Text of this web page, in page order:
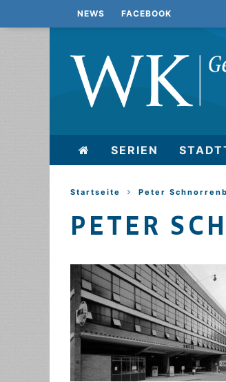
NEWS FACEBOOK
SERIEN
Startseite Peter
PETER